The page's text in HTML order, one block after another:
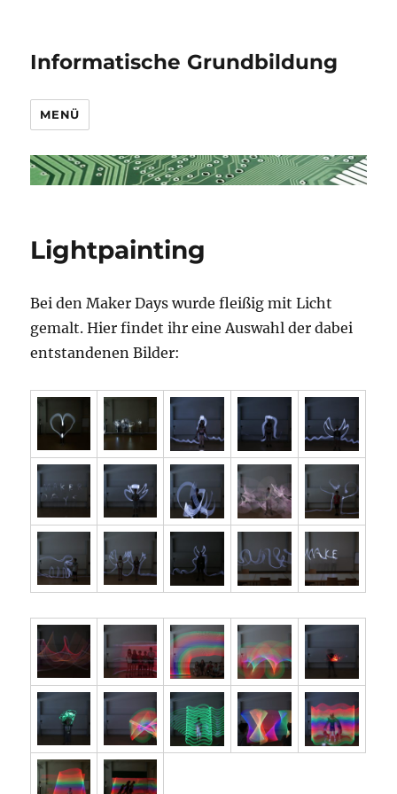
Informatische Grundbildung
MENÜ
Lightpainting
Bei den Maker Days wurde fleißig mit Licht
gemalt. Hier findet ihr eine Auswahl der dabei
entstandenen Bilder: